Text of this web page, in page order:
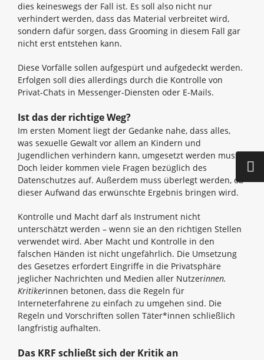
dies keineswegs der Fall ist. Es soll also nicht nur
verhindert werden, dass das Material verbreitet wird,
sondern dafür sorgen, dass Grooming in diesem Fall gar
nicht erst entstehen kann.
Diese Vorfälle sollen aufgespürt und aufgedeckt werden.
Erfolgen soll dies allerdings durch die Kontrolle von
Privat-Chats in Messenger-Diensten oder E-Mails.
Ist das der richtige Weg?
Im ersten Moment liegt der Gedanke nahe, dass alles,
was sexuelle Gewalt vor allem an Kindern und
Jugendlichen verhindern kann, umgesetzt werden muss.
Doch leider kommen viele Fragen bezüglich des
Datenschutzes auf. Außerdem muss überlegt werden, ob
dieser Aufwand das erwünschte Ergebnis bringen wird.
Kontrolle und Macht darf als Instrument nicht
unterschätzt werden – wenn sie an den richtigen Stellen
verwendet wird. Aber Macht und Kontrolle in den
falschen Händen ist nicht ungefährlich. Die Umsetzung
des Gesetzes erfordert Eingriffe in die Privatsphäre
jeglicher Nachrichten und Medien aller Nutzerinnen.
Kritikerinnen betonen, dass die Regeln für
Interneterfahrene zu einfach zu umgehen sind. Die
Regeln und Vorschriften sollen Täter*innen schließlich
langfristig aufhalten.
Das KRF schließt sich der Kritik an